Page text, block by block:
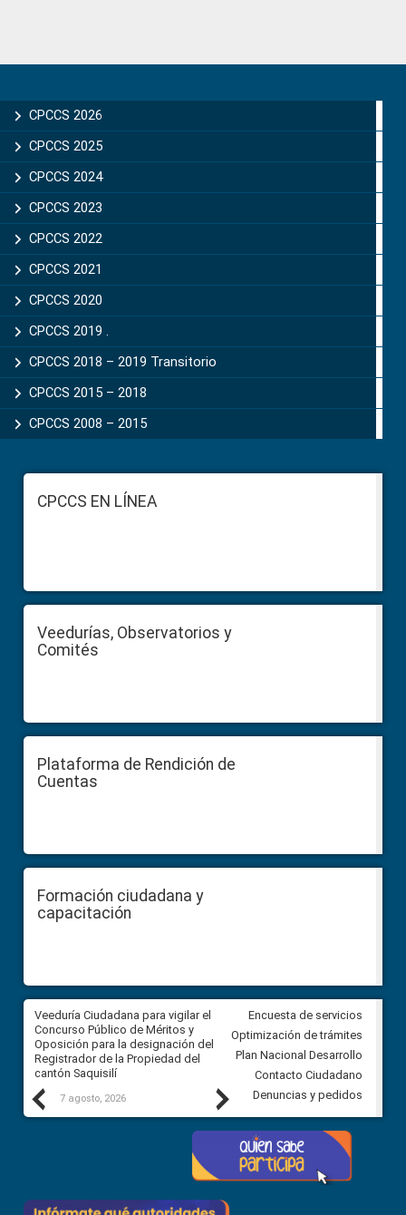
Sidebar
CPCCS 2026
CPCCS 2025
CPCCS 2024
CPCCS 2023
CPCCS 2022
CPCCS 2021
CPCCS 2020
CPCCS 2019 .
CPCCS 2018 – 2019 Transitorio
CPCCS 2015 – 2018
CPCCS 2008 – 2015
FooterCPCCS EN LÍNEA
Veedurías, Observatorios y
Comités
Plataforma de Rendición de
Cuentas
Formación ciudadana y
capacitación
Previous
Veeduría Ciudadana para vigilar el
Concurso Público de Méritos y
Oposición para la designación del
Registrador de la Propiedad del
cantón Saquisilí
7 agosto, 2026
Veeduría Ciudadana para
construcción del asfaltado de
Ballenita del cantón Santa
7 agosto, 2026
Next
Encuesta de servicios
Optimización de trámites
Plan Nacional Desarrollo
Contacto Ciudadano
Denuncias y pedidos